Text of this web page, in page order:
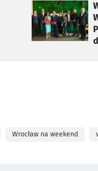
otworzy się w
Wrocław na weekend